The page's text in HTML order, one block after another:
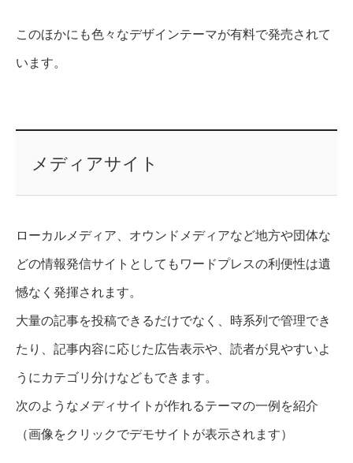
このほかにも色々なデザインテーマが有料で発売されて
います。
メディアサイト
ローカルメディア、オウンドメディアなど地方や団体な
どの情報発信サイトとしてもワードプレスの利便性は遺
憾なく発揮されます。
大量の記事を投稿できるだけでなく、時系列で管理でき
たり、記事内容に応じた広告表示や、読者が見やすいよ
うにカテゴリ分けなどもできます。
次のようなメディサイトが作れるテーマの一例を紹介
（画像をクリックでデモサイトが表示されます）